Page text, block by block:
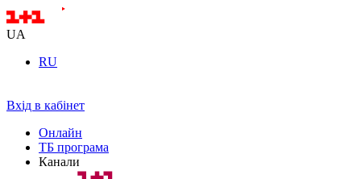
UA
RU
Вхід в кабінет
Онлайн
ТБ програма
Канали